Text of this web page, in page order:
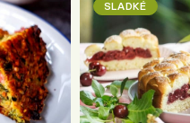
SLADKÉ